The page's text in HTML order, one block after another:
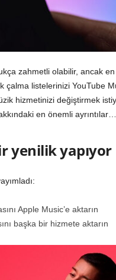
zahmetli olabilir, ancak
listelerinizi YouTube
hizmetinizi değiştirmek
en önemli ayrıntılar…
yenilik yapıyor
Apple Music’e aktarın
başka bir hizmete aktarın